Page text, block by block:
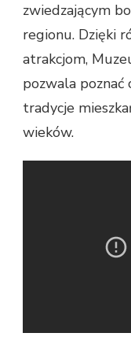
zwiedzającym
regionu. Dzięki
atrakcjom,
pozwala poznać
tradycje
wieków.